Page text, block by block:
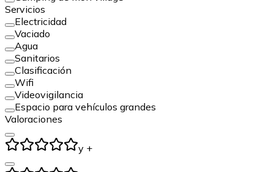
Servicios
Electricidad
Vaciado
Agua
Sanitarios
Clasificación
Wifi
Videovigilancia
Espacio para vehículos grandes
Valoraciones
y +